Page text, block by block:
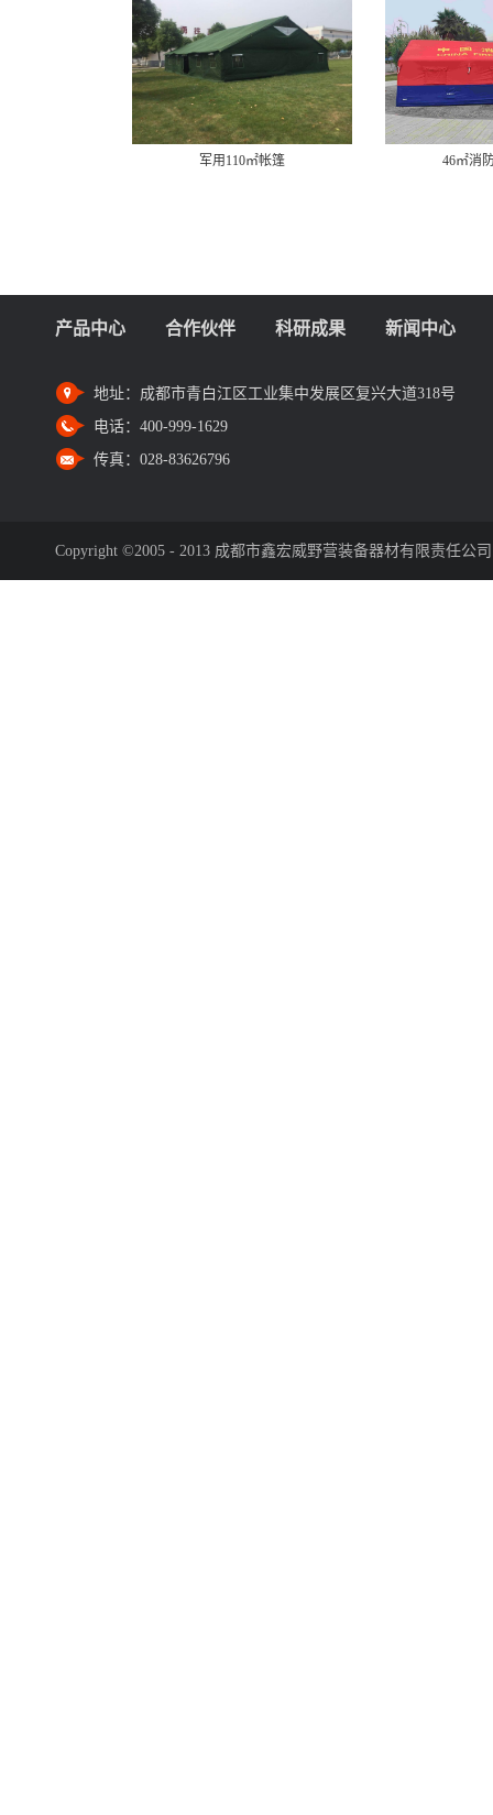
军用110㎡帐篷 46㎡消防充
产品中心 合作伙伴 科研成果 新闻中心
地址： 成都市青白江区工业集中发展区复兴大道318号
电话： 400-999-1629
传真： 028-83626796
Copyright ©2005 - 2013 成都市鑫宏威野营装备器材有限责任公司